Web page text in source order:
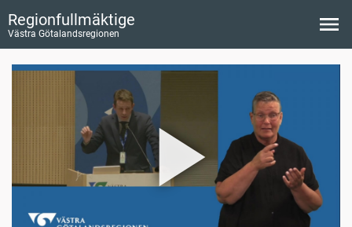
Regionfullmäktige
Västra Götalandsregionen